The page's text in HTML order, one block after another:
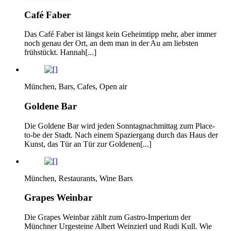
Café Faber
Das Café Faber ist längst kein Geheimtipp mehr, aber immer
noch genau der Ort, an dem man in der Au am liebsten
frühstückt. Hannah[...]
München, Bars, Cafes, Open air
Goldene Bar
Die Goldene Bar wird jeden Sonntagnachmittag zum Place-
to-be der Stadt. Nach einem Spaziergang durch das Haus der
Kunst, das Tür an Tür zur Goldenen[...]
München, Restaurants, Wine Bars
Grapes Weinbar
Die Grapes Weinbar zählt zum Gastro-Imperium der
Münchner Urgesteine Albert Weinzierl und Rudi Kull. Wie